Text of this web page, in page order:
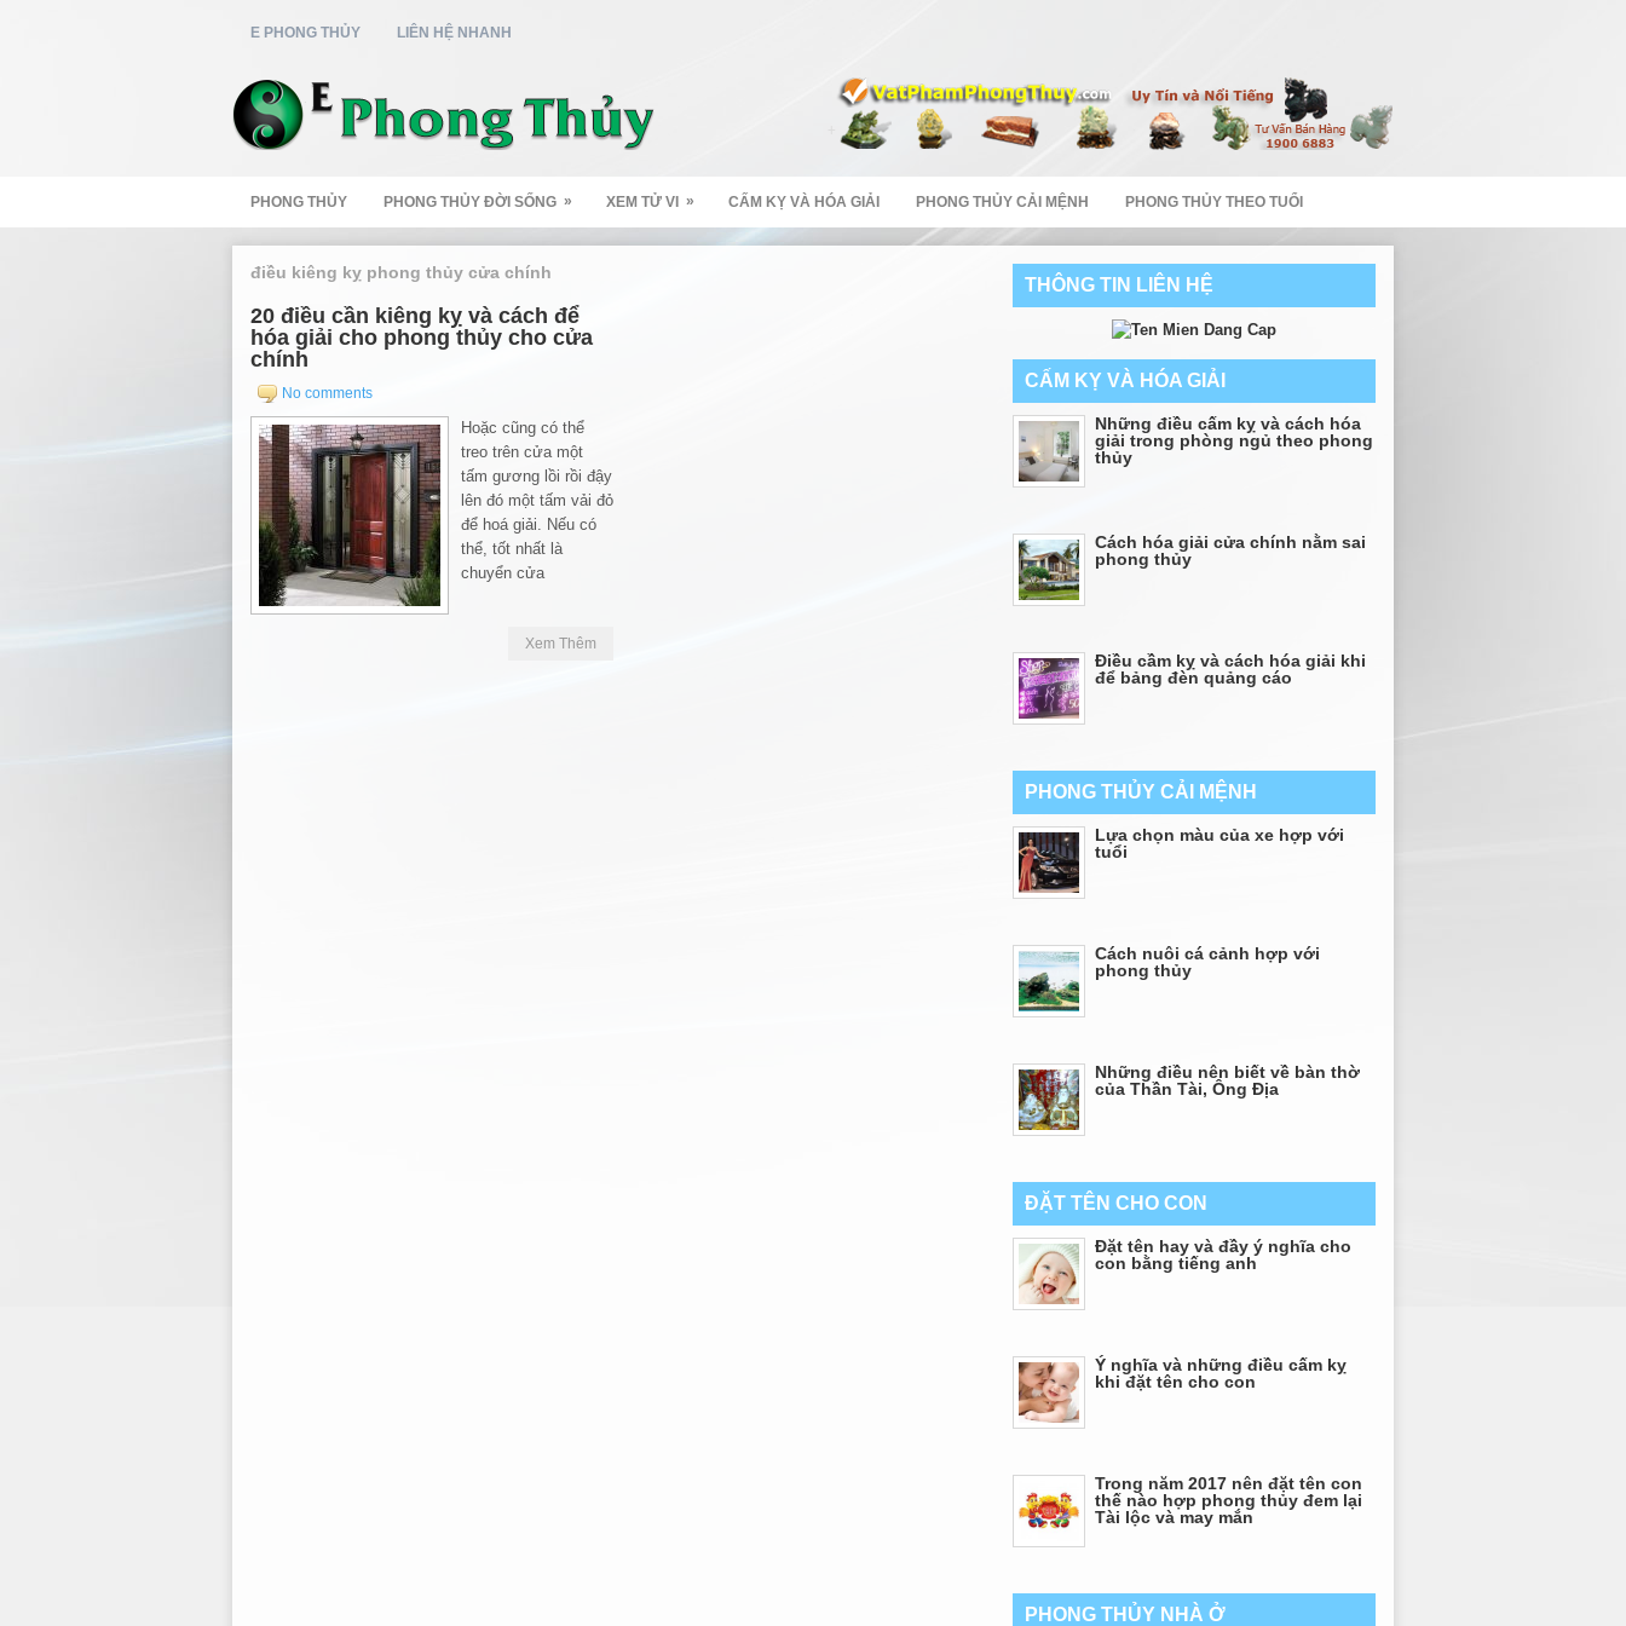
E PHONG THỦY LIÊN HỆ NHANH
PHONG THỦY PHONG THỦY ĐỜI SỐNG » XEM TỬ VI » CẤM KỴ VÀ HÓA GIẢI PHONG THỦY CẢI MỆNH PHONG THỦY THEO TUỔI
điều kiêng kỵ phong thủy cửa chính
20 điều cần kiêng kỵ và cách để
hóa giải cho phong thủy cho cửa
chính
No comments
Hoặc cũng có thể
treo trên cửa một
tấm gương lồi rồi đậy
lên đó một tấm vải đỏ
để hoá giải. Nếu có
thể, tốt nhất là
chuyển cửa
Xem Thêm
THÔNG TIN LIÊN HỆ
CẤM KỴ VÀ HÓA GIẢI
Những điều cấm kỵ và cách hóa
giải trong phòng ngủ theo phong
thủy
Cách hóa giải cửa chính nằm sai
phong thủy
Điều cầm kỵ và cách hóa giải khi
để bảng đèn quảng cáo
PHONG THỦY CẢI MỆNH
Lựa chọn màu của xe hợp với
tuổi
Cách nuôi cá cảnh hợp với
phong thủy
Những điều nên biết về bàn thờ
của Thần Tài, Ông Địa
ĐẶT TÊN CHO CON
Đặt tên hay và đầy ý nghĩa cho
con bằng tiếng anh
Ý nghĩa và những điều cấm kỵ
khi đặt tên cho con
Trong năm 2017 nên đặt tên con
thế nào hợp phong thủy đem lại
Tài lộc và may mắn
PHONG THỦY NHÀ Ở